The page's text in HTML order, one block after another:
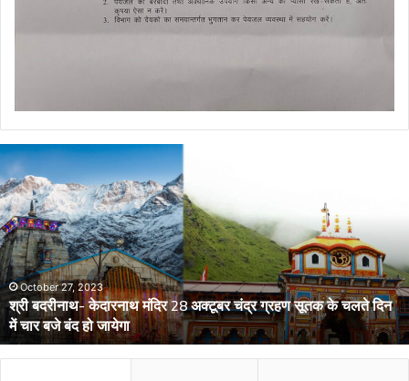
डेंगू
और
चिकनगुनिया
को
लेकर
स्वास्थ्य
विभाग
का
अर्लटApril 29, 2024
डेंगू और चिकनगुनिया को लेकर स्वास्थ्य विभाग का अर्लट